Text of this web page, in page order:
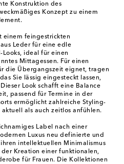
Konstruktion des
Konzept zu einem
einem feingestrickten
Leder für eine edle
Looks, ideal für einen
Mittagessen. Für einen
die Übergangszeit eignet, tragen
Sie lässig eingesteckt lassen,
Look schafft eine Balance
passend für Termine in der
ermöglicht zahlreiche Styling-
als auch zeitlos anfühlen.
Label nach einer
Luxus neu definierte und
intellektuellen Minimalismus
Kreation einer funktionalen,
für Frauen. Die Kollektionen